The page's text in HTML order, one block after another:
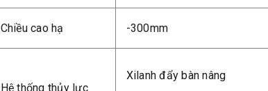
Chiều cao hạ -300mm
Hệ thống thủy lực
Xilanh đẩy bàn nâng